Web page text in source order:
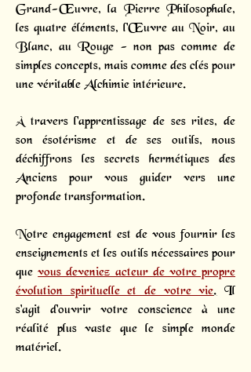
Grand-Œuvre, la Pierre Philosophale,
les quatre éléments, l'Œuvre au Noir, au
Blanc, au Rouge - non pas comme de
simples concepts, mais comme des clés pour
une véritable Alchimie intérieure.
À travers l'apprentissage de ses rites, de
son ésotérisme et de ses outils, nous
déchiffrons les secrets hermétiques des
Anciens pour vous guider vers une
profonde transformation.
Notre engagement est de vous fournir les
enseignements et les outils nécessaires pour
quevous deveniez acteur de votre propre
évolution spirituelle et de votre vie.Il
s'agit d'ouvrir votre conscience à une
réalité plus vaste que le simple monde
matériel.